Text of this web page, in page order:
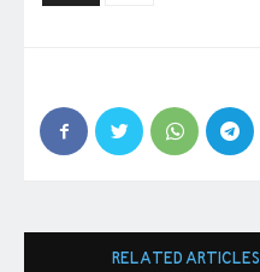
RELATED ARTICLES